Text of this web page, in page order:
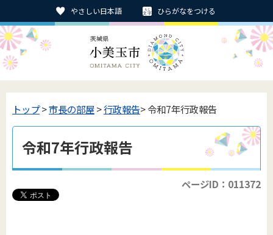
やさしい日本語 ひらがなをつける
トップ>市長の部屋>行政報告> 令和7年行政報告
令和7年行政報告
ページID：011372